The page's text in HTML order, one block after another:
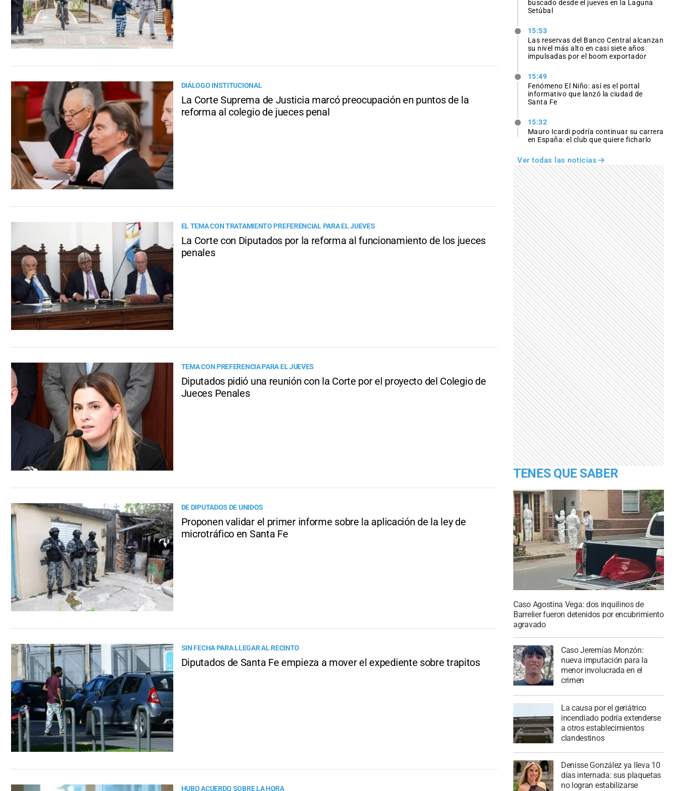
DIÁLOGO INSTITUCIONAL
La Corte Suprema de Justicia marcó preocupación en puntos de la
reforma al colegio de jueces penal
EL TEMA CON TRATAMIENTO PREFERENCIAL PARA EL JUEVES
La Corte con Diputados por la reforma al funcionamiento de los jueces
penales
TEMA CON PREFERENCIA PARA EL JUEVES
Diputados pidió una reunión con la Corte por el proyecto del Colegio de
Jueces Penales
DE DIPUTADOS DE UNIDOS
Proponen validar el primer informe sobre la aplicación de la ley de
microtráfico en Santa Fe
SIN FECHA PARA LLEGAR AL RECINTO
Diputados de Santa Fe empieza a mover el expediente sobre trapitos
HUBO ACUERDO SOBRE LA HORA
buscado desde el jueves en la Laguna
Setúbal
15:53
Las reservas del Banco Central alcanzan
su nivel más alto en casi siete años
impulsadas por el boom exportador
15:49
Fenómeno El Niño: así es el portal
informativo que lanzó la ciudad de
Santa Fe
15:32
Mauro Icardi podría continuar su carrera
en España: el club que quiere ficharlo
Ver todas las noticias
TENES QUE SABER
Caso Agostina Vega: dos inquilinos de
Barrelier fueron detenidos por encubrimiento
agravado
Caso Jeremías Monzón:
nueva imputación para la
menor involucrada en el
crimen
La causa por el geriátrico
incendiado podría extenderse
a otros establecimientos
clandestinos
Denisse González ya lleva 10
días internada: sus plaquetas
no logran estabilizarse